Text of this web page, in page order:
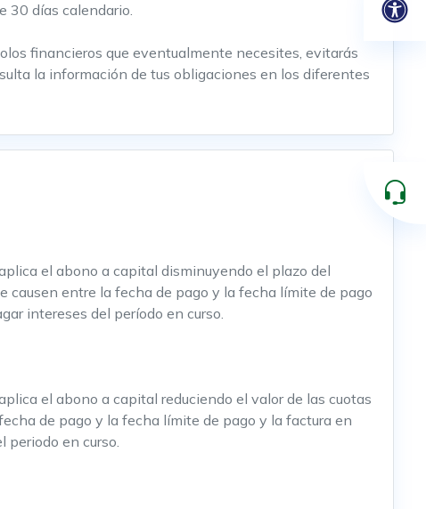
30 días calendario.
financieros que eventualmente necesites, evitarás
la información de tus obligaciones en los diferentes
el abono a capital disminuyendo el plazo del
causen entre la fecha de pago y la fecha límite de pago
intereses del período en curso.
el abono a capital reduciendo el valor de las cuotas
de pago y la fecha límite de pago y la factura en
periodo en curso.